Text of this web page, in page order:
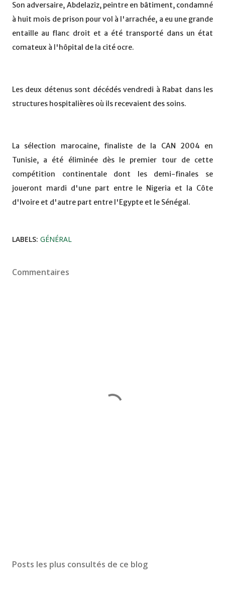
Son adversaire, Abdelaziz, peintre en bâtiment, condamné
à huit mois de prison pour vol à l'arrachée, a eu une grande
entaille au flanc droit et a été transporté dans un état
comateux à l'hôpital de la cité ocre.
Les deux détenus sont décédés vendredi à Rabat dans les
structures hospitalières où ils recevaient des soins.
La sélection marocaine, finaliste de la CAN 2004 en
Tunisie, a été éliminée dès le premier tour de cette
compétition continentale dont les demi-finales se
joueront mardi d'une part entre le Nigeria et la Côte
d'Ivoire et d'autre part entre l'Egypte et le Sénégal.
LABELS: GÉNÉRAL
Commentaires
Posts les plus consultés de ce blog